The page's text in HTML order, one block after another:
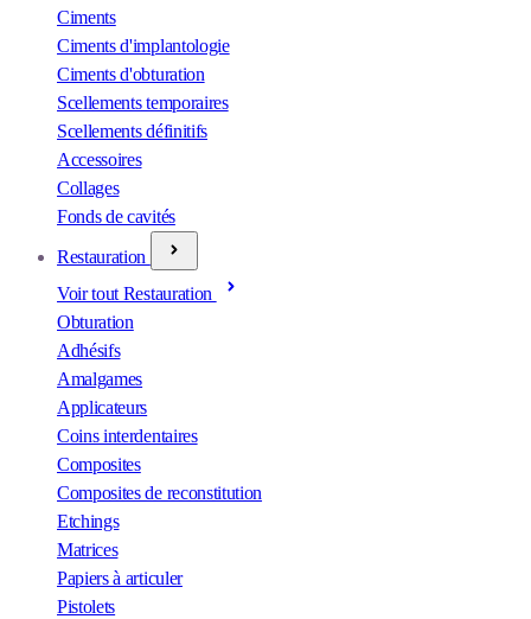
Ciments
Ciments d'implantologie
Ciments d'obturation
Scellements temporaires
Scellements définitifs
Accessoires
Collages
Fonds de cavités
Restauration
Voir tout Restauration
Obturation
Adhésifs
Amalgames
Applicateurs
Coins interdentaires
Composites
Composites de reconstitution
Etchings
Matrices
Papiers à articuler
Pistolets